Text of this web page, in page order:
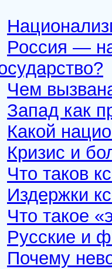
Россия —
Чем
Запад как
Какой
Кризис и
Что таков
Издержки
Что такое
Русские и
Почему